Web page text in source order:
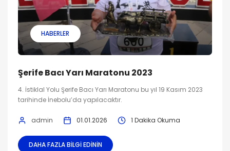
HABERLER
Şerife Bacı Yarı Maratonu 2023
4. İstiklal Yolu Şerife Bacı Yarı Maratonu bu yıl 19 Kasım 2023
tarihinde İnebolu’da yapılacaktır.
admin 01.01.2026 1 Dakika Okuma
DAHA FAZLA BILGI EDININ